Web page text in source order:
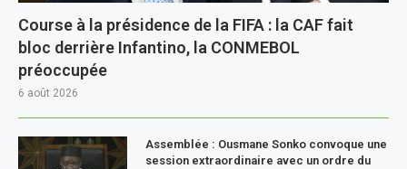
Course à la présidence de la FIFA : la CAF fait
bloc derrière Infantino, la CONMEBOL
préoccupée
6 août 2026
Assemblée : Ousmane Sonko convoque une
session extraordinaire avec un ordre du